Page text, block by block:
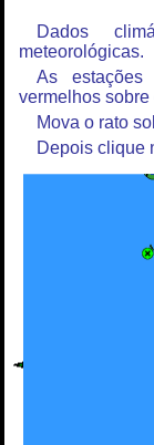
Dados
meteorológicas.
As
vermelhos sobre
Mova o rato
Depois clique